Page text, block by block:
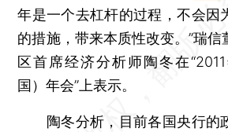
年是一个去杠杆的过程，不会因
的措施，带来本质性改变。”瑞信
区首席经济分析师陶冬在
国）年会”上表示。
陶冬分析，目前各国央行的